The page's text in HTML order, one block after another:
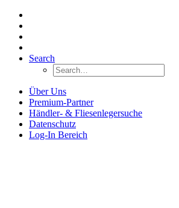
Search
Über Uns
Premium-Partner
Händler- & Fliesenlegersuche
Datenschutz
Log-In Bereich